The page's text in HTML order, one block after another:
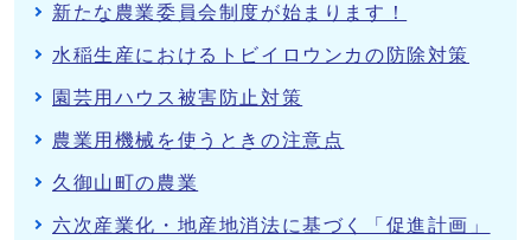
新たな農業委員会制度が始まります！
水稲生産におけるトビイロウンカの防除対策
園芸用ハウス被害防止対策
農業用機械を使うときの注意点
久御山町の農業
六次産業化・地産地消法に基づく「促進計画」